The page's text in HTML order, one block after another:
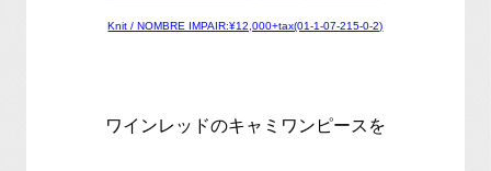
Knit / NOMBRE IMPAIR:¥12,000+tax(01-1-07-215-0-2)
ワインレッドのキャミワンピースを